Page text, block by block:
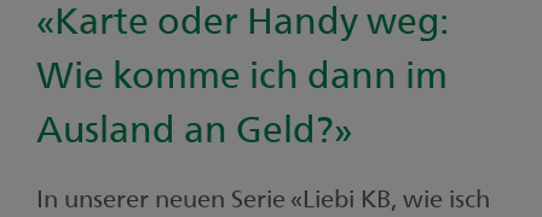
«Karte oder Handy weg:
Wie komme ich dann im
Ausland an Geld?»
In unserer neuen Serie «Liebi KB, wie isch